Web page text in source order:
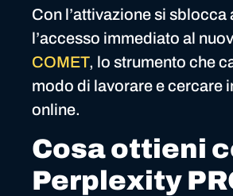
Con l’attivazione si sblocca
l’accesso immediato al
COMET, lo strumento che
modo di lavorare e cercare
online.
Cosa ottieni
Perplexity